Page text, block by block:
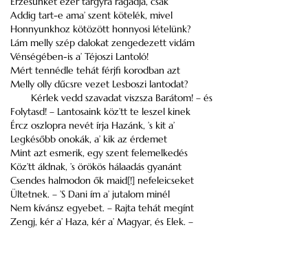
Addig tart-e ama’ szent kötelék, mivel
Honnyunkhoz kötözött honnyosi lételünk?
Lám melly szép dalokat zengedezett vidám
Vénségében-is a’ Téjoszi Lantoló!
Mért tennédle tehát férjfi korodban azt
Melly olly dűcsre vezet Lesboszi lantodat?
Kérlek vedd szavadat viszsza Barátom! – és
Folytasd! – Lantosaink köz’tt te leszel kinek
Ércz oszlopra nevét írja Hazánk, ’s kit a’
Legkésőbb onokák, a’ kik az érdemet
Mint azt esmerik, egy szent felemelkedés
Köz’tt áldnak, ’s örökös hálaadás gyanánt
Csendes halmodon ők maid[!] nefeleicseket
Ültetnek. – ’S Dani ím a’ jutalom minél
Nem kívánsz egyebet. – Rajta tehát megínt
Zengj, kér a’ Haza, kér a’ Magyar, és Elek. –